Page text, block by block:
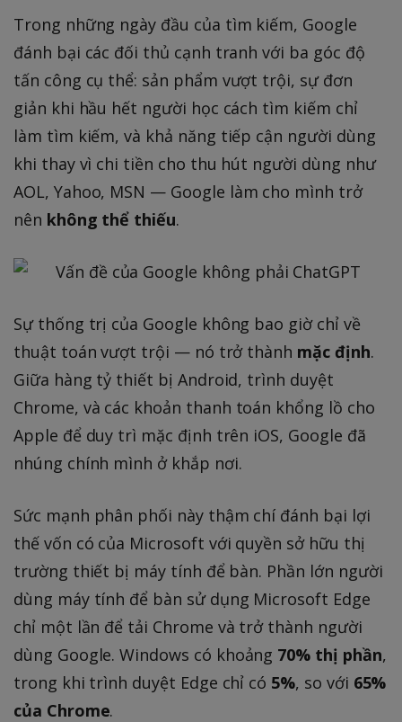
Trong những ngày đầu của tìm kiếm, Google
đánh bại các đối thủ cạnh tranh với ba góc độ
tấn công cụ thể: sản phẩm vượt trội, sự đơn
giản khi hầu hết người học cách tìm kiếm chỉ
làm tìm kiếm, và khả năng tiếp cận người dùng
khi thay vì chi tiền cho thu hút người dùng như
AOL, Yahoo, MSN — Google làm cho mình trở
nên không thể thiếu.
Sự thống trị của Google không bao giờ chỉ về
thuật toán vượt trội — nó trở thành mặc định.
Giữa hàng tỷ thiết bị Android, trình duyệt
Chrome, và các khoản thanh toán khổng lồ cho
Apple để duy trì mặc định trên iOS, Google đã
nhúng chính mình ở khắp nơi.
Sức mạnh phân phối này thậm chí đánh bại lợi
thế vốn có của Microsoft với quyền sở hữu thị
trường thiết bị máy tính để bàn. Phần lớn người
dùng máy tính để bàn sử dụng Microsoft Edge
chỉ một lần để tải Chrome và trở thành người
dùng Google. Windows có khoảng 70% thị phần,
trong khi trình duyệt Edge chỉ có 5%, so với 65%
của Chrome.